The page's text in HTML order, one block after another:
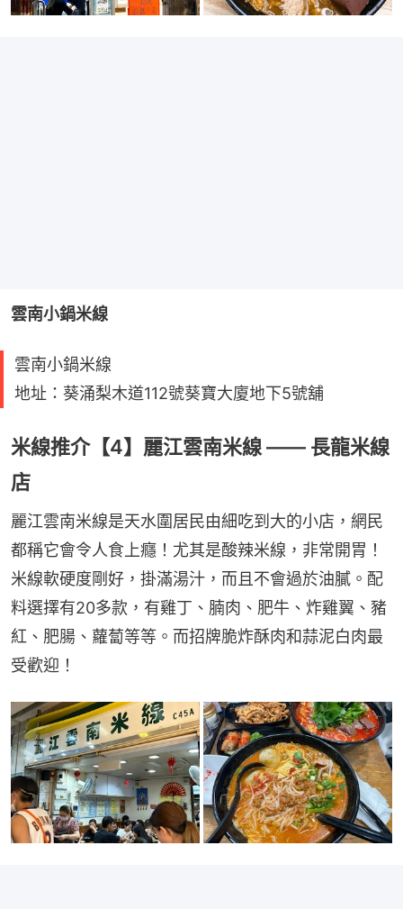
雲南小鍋米線
雲南小鍋米線
地址：葵涌梨木道112號葵寶大廈地下5號舖
米線推介【4】麗江雲南米線 —— 長龍米線
店
麗江雲南米線是天水圍居民由細吃到大的小店，網民
都稱它會令人食上癮！尤其是酸辣米線，非常開胃！
米線軟硬度剛好，掛滿湯汁，而且不會過於油膩。配
料選擇有20多款，有雞丁、腩肉、肥牛、炸雞翼、豬
紅、肥腸、蘿蔔等等。而招牌脆炸酥肉和蒜泥白肉最
受歡迎！